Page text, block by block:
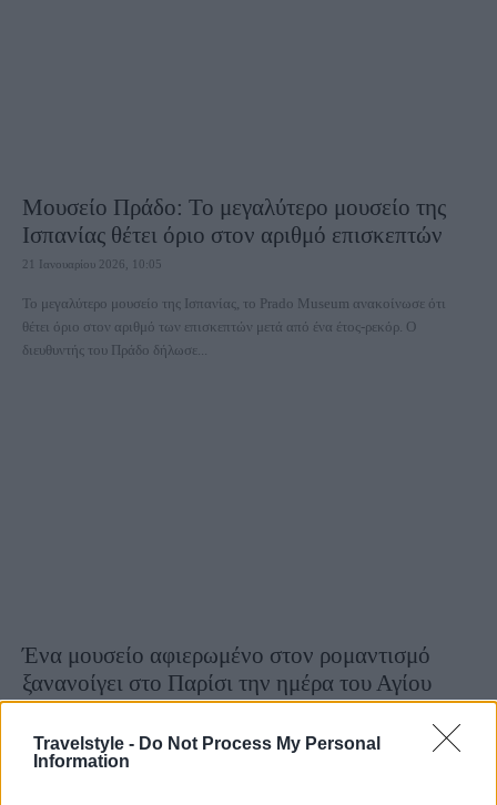
Travelstyle - Do Not Process My Personal
Information
Μουσείο Πράδο: Το μεγαλύτερο μουσείο της
Ισπανίας θέτει όριο στον αριθμό επισκεπτών
21 Ιανουαρίου 2026, 10:05
Το μεγαλύτερο μουσείο της Ισπανίας, το Prado Museum ανακοίνωσε ότι
θέτει όριο στον αριθμό των επισκεπτών μετά από ένα έτος-ρεκόρ. Ο
διευθυντής του Πράδο δήλωσε...
Ένα μουσείο αφιερωμένο στον ρομαντισμό
ξανανοίγει στο Παρίσι την ημέρα του Αγίου
Βαλεντίνου
20 Ιανουαρίου 2026, 13:18